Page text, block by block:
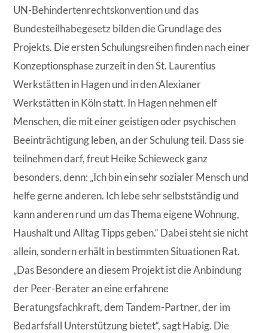
UN-Behindertenrechtskonvention und das
Bundesteilhabegesetz bilden die Grundlage des
Projekts. Die ersten Schulungsreihen finden nach einer
Konzeptionsphase zurzeit in den St. Laurentius
Werkstätten in Hagen und in den Alexianer
Werkstätten in Köln statt. In Hagen nehmen elf
Menschen, die mit einer geistigen oder psychischen
Beeinträchtigung leben, an der Schulung teil. Dass sie
teilnehmen darf, freut Heike Schieweck ganz
besonders, denn: „Ich bin ein sehr sozialer Mensch und
helfe gerne anderen. Ich lebe sehr selbstständig und
kann anderen rund um das Thema eigene Wohnung,
Haushalt und Alltag Tipps geben.“ Dabei steht sie nicht
allein, sondern erhält in bestimmten Situationen Rat.
„Das Besondere an diesem Projekt ist die Anbindung
der Peer-Berater an eine erfahrene
Beratungsfachkraft, dem Tandem-Partner, der im
Bedarfsfall Unterstützung bietet“, sagt Habig. Die